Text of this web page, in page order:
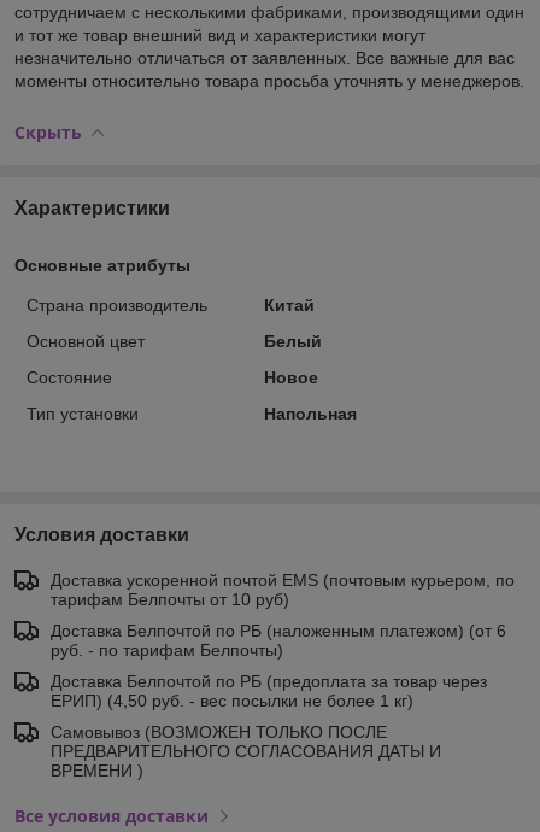
сотрудничаем с несколькими фабриками, производящими один
и тот же товар внешний вид и характеристики могут
незначительно отличаться от заявленных. Все важные для вас
моменты относительно товара просьба уточнять у менеджеров.
Скрыть
Характеристики
Основные атрибуты
Страна производитель
Китай
Основной цвет
Белый
Состояние
Новое
Тип установки
Напольная
Условия доставки
Доставка ускоренной почтой EMS (почтовым курьером, по
тарифам Белпочты от 10 руб)
Доставка Белпочтой по РБ (наложенным платежом) (от 6
руб. - по тарифам Белпочты)
Доставка Белпочтой по РБ (предоплата за товар через
ЕРИП) (4,50 руб. - вес посылки не более 1 кг)
Самовывоз (ВОЗМОЖЕН ТОЛЬКО ПОСЛЕ
ПРЕДВАРИТЕЛЬНОГО СОГЛАСОВАНИЯ ДАТЫ И
ВРЕМЕНИ )
Все условия доставки